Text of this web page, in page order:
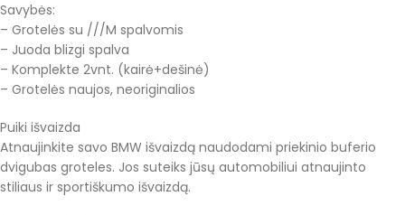
Savybės:
– Grotelės su ///M spalvomis
– Juoda blizgi spalva
– Komplekte 2vnt. (kairė+dešinė)
– Grotelės naujos, neoriginalios
Puiki išvaizda
Atnaujinkite savo BMW išvaizdą naudodami priekinio buferio
dvigubas groteles. Jos suteiks jūsų automobiliui atnaujinto
stiliaus ir sportiškumo išvaizdą.